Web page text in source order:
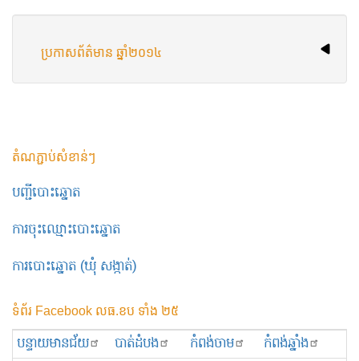
ប្រកាស​ព័ត៌មាន ឆ្នាំ​២០១៤
តំណភ្ជាប់សំខាន់ៗ
បញ្ជីបោះឆ្នោត
ការចុះឈ្មោះបោះឆ្នោត
ការបោះឆ្នោត (ឃុំ សង្កាត់)
ទំព័រ Facebook លធ.ខប ទាំង ២៥
បន្ទាយមានជ័យ បាត់ដំបង កំពង់ចាម
កំពង់ឆ្នាំង